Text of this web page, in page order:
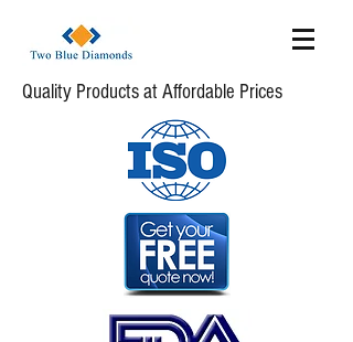
Quality Products at Affordable Prices